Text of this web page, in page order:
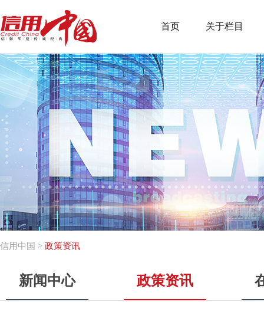
首页 关于栏目
信用中国 > 政策资讯
新闻中心 政策资讯